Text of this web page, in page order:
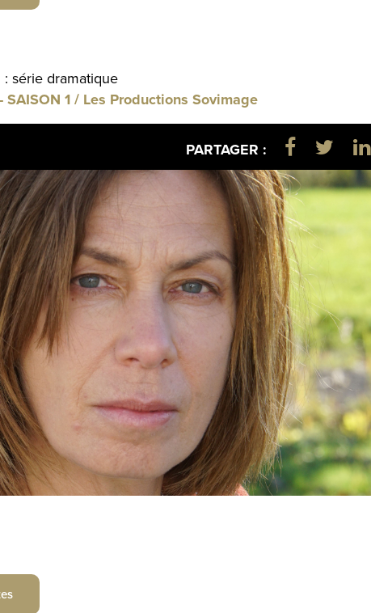
série dramatique
SAISON 1 / Les Productions Sovimage
PARTAGER :